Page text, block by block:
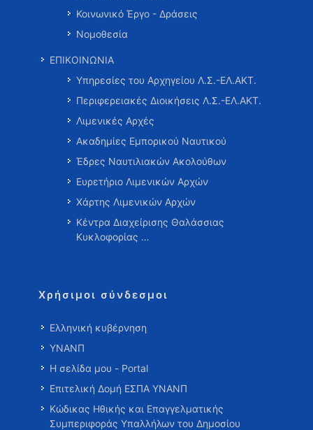
Κοινωνικό Έργο - Δράσεις
Νομοθεσία
ΕΠΙΚΟΙΝΩΝΙΑ
Υπηρεσίες του Αρχηγείου Λ.Σ.-ΕΛ.ΑΚΤ.
Περιφερειακές Διοικήσεις Λ.Σ.-ΕΛ.ΑΚΤ.
Λιμενικές Αρχές
Ακαδημίες Εμπορικού Ναυτικού
Έδρες Ναυτιλιακών Ακολούθων
Ευρετήριο Λιμενικών Αρχών
Χάρτης Λιμενικών Αρχών
Κέντρα Διαχείρισης Θαλάσσιας
Κυκλοφορίας …
Χρήσιμοι σύνδεσμοι
Ελληνική κυβέρνηση
ΥΝΑΝΠ
Η σελίδα μου - Portal
Επιτελική Δομή ΕΣΠΑ ΥΝΑΝΠ
Κώδικας Ηθικής και Επαγγελματικής
Συμπεριφοράς Υπαλλήλων του Δημοσίου